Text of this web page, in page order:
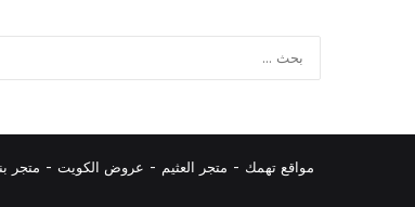
مواقع تهمك - متجر العثيم - عروض الكويت - متجر